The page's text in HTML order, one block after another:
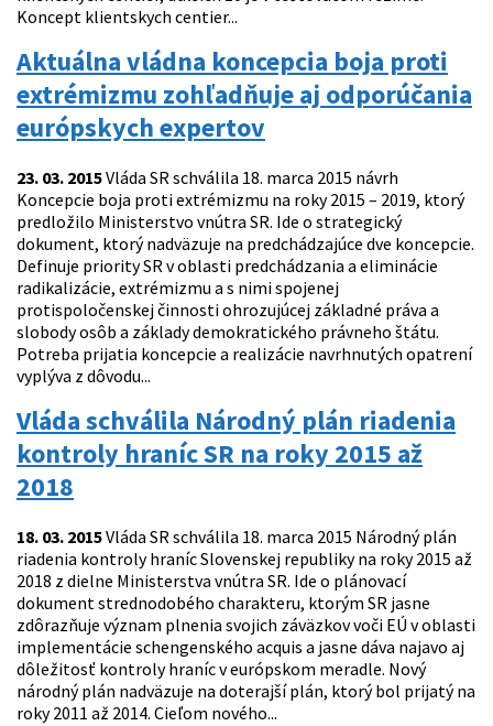
Koncept klientskych centier...
Aktuálna vládna koncepcia boja proti
extrémizmu zohľadňuje aj odporúčania
európskych expertov
23. 03. 2015Vláda SR schválila 18. marca 2015 návrh
Koncepcie boja proti extrémizmu na roky 2015 – 2019, ktorý
predložilo Ministerstvo vnútra SR. Ide o strategický
dokument, ktorý nadväzuje na predchádzajúce dve koncepcie.
Definuje priority SR v oblasti predchádzania a eliminácie
radikalizácie, extrémizmu a s nimi spojenej
protispoločenskej činnosti ohrozujúcej základné práva a
slobody osôb a základy demokratického právneho štátu.
Potreba prijatia koncepcie a realizácie navrhnutých opatrení
vyplýva z dôvodu...
Vláda schválila Národný plán riadenia
kontroly hraníc SR na roky 2015 až
2018
18. 03. 2015Vláda SR schválila 18. marca 2015 Národný plán
riadenia kontroly hraníc Slovenskej republiky na roky 2015 až
2018 z dielne Ministerstva vnútra SR. Ide o plánovací
dokument strednodobého charakteru, ktorým SR jasne
zdôrazňuje význam plnenia svojich záväzkov voči EÚ v oblasti
implementácie schengenského acquis a jasne dáva najavo aj
dôležitosť kontroly hraníc v európskom meradle. Nový
národný plán nadväzuje na doterajší plán, ktorý bol prijatý na
roky 2011 až 2014. Cieľom nového...